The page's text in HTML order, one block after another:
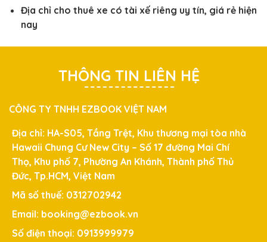
Địa chỉ cho thuê xe có tài xế riêng uy tín, giá rẻ hiện
nay
THÔNG TIN LIÊN HỆ
CÔNG TY TNHH EZBOOK VIỆT NAM
Địa chỉ: HA-S05, Tầng Trệt, Khu thương mại tòa nhà
Hawaii Chung Cư New City – Số 17 đường Mai Chí
Thọ, Khu phố 7, Phường An Khánh, Thành phố Thủ
Đức, Tp.HCM, Việt Nam
Mã số thuế: 0312702942
Email: booking@ezbook.vn
Số điện thoại: 0913999979